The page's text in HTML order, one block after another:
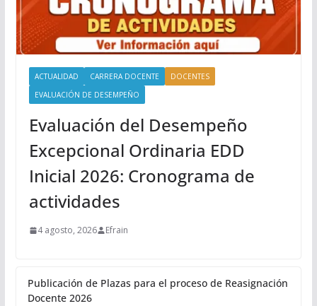
ACTUALIDAD CARRERA DOCENTE
DOCENTES
EVALUACIÓN DE DESEMPEÑO
Evaluación del Desempeño
Excepcional Ordinaria EDD
Inicial 2026: Cronograma de
actividades
4 agosto, 2026 Efrain
Publicación de Plazas para el proceso de Reasignación
Docente 2026